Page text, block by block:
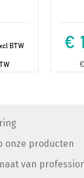
BTW €
onze producten
van